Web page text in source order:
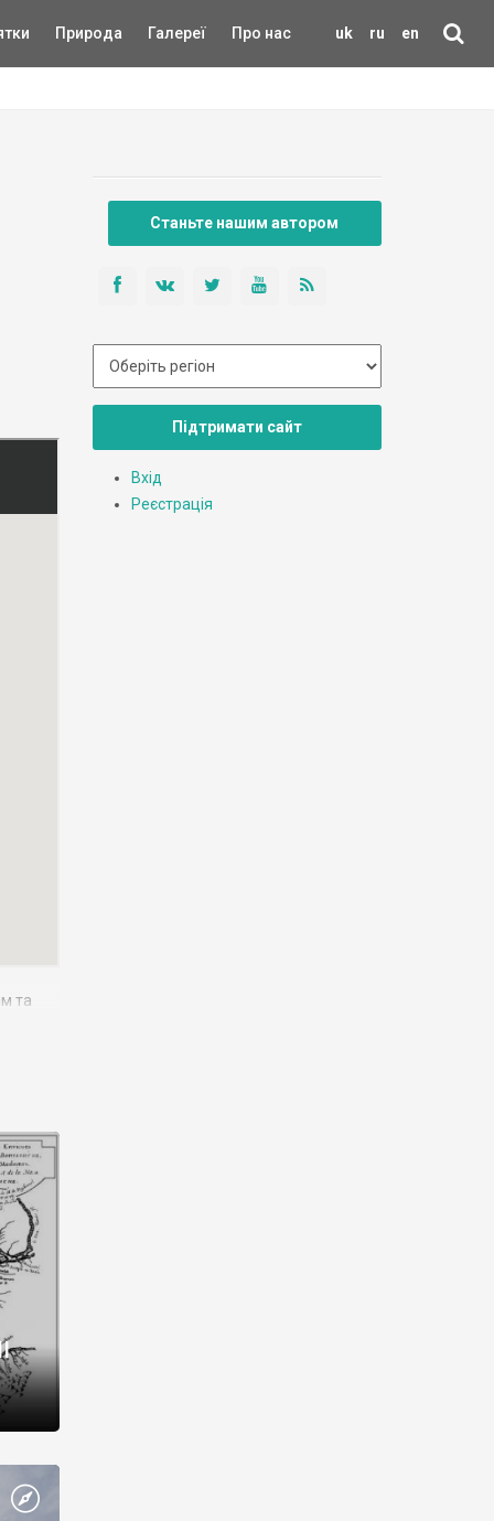
uk ru en
Природа Галереї Про нас
та
Станьте нашим автором
Підтримати сайт
Вхід
Реєстрація